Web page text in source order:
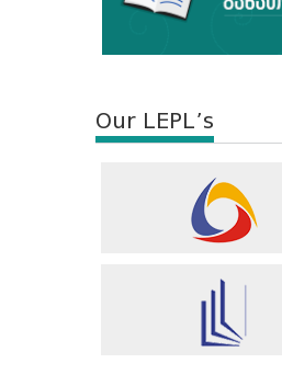
Our LEPL’s